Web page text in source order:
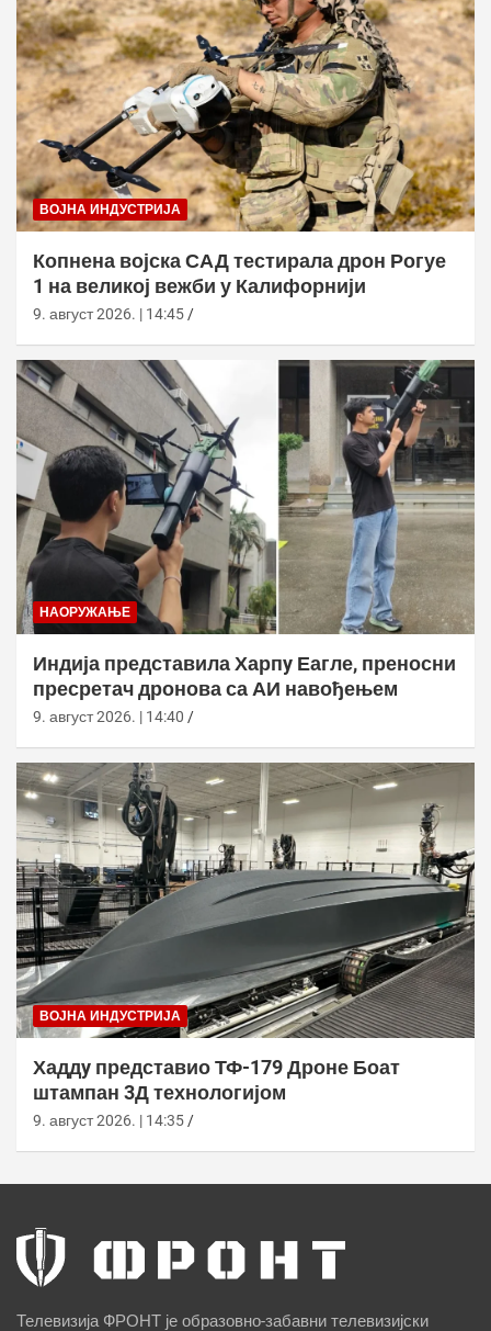
ВОЈНА ИНДУСТРИЈА
Копнена војска САД тестирала дрон Рогуе
1 на великој вежби у Калифорнији
9. август 2026. | 14:45
НАОРУЖАЊЕ
Индија представила Харпy Еагле, преносни
пресретач дронова са АИ навођењем
9. август 2026. | 14:40
ВОЈНА ИНДУСТРИЈА
Хаддy представио ТФ-179 Дроне Боат
штампан 3Д технологијом
9. август 2026. | 14:35
Телевизија ФРОНТ је образовно-забавни телевизијски